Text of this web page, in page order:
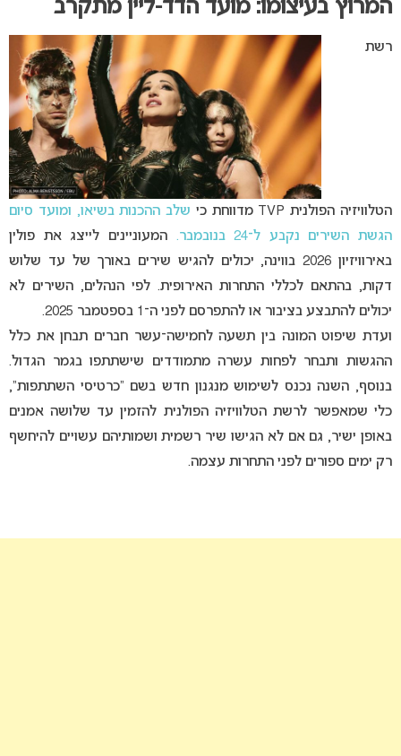
המרוץ בעיצומו: מועד הדד-ליין מתקרב
רשת
הטלוויזיה הפולנית TVP מדווחת כי
שלב ההכנות בשיאו, ומועד סיום
הגשת השירים נקבע ל־24 בנובמבר.
המעוניינים לייצג את פולין
באירוויזיון 2026 בווינה, יכולים להגיש שירים באורך של עד שלוש
דקות, בהתאם לכללי התחרות האירופית. לפי הנהלים, השירים לא
יכולים להתבצע בציבור או להתפרסם לפני ה־1 בספטמבר 2025.
ועדת שיפוט המונה בין תשעה לחמישה־עשר חברים תבחן את כלל
ההגשות ותבחר לפחות עשרה מתמודדים שישתתפו בגמר הגדול.
בנוסף, השנה נכנס לשימוש מנגנון חדש בשם “כרטיסי השתתפות”,
כלי שמאפשר לרשת הטלוויזיה הפולנית להזמין עד שלושה אמנים
באופן ישיר, גם אם לא הגישו שיר רשמית ושמותיהם עשויים להיחשף
רק ימים ספורים לפני התחרות עצמה.